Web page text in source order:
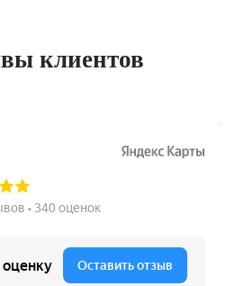
клиентов